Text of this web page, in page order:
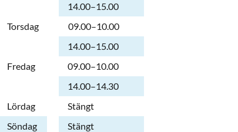
14.00–15.00
Torsdag
09.00–10.00
14.00–15.00
Fredag
09.00–10.00
14.00–14.30
Lördag
Stängt
Söndag
Stängt